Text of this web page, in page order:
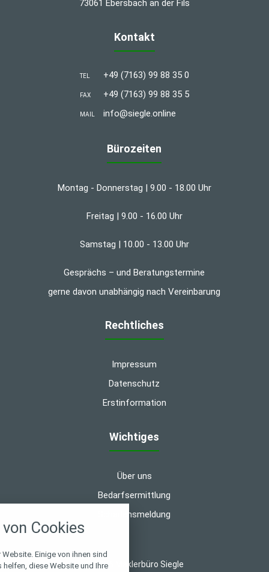
73061 Ebersbach an der Fils
Kontakt
TEL +49 (7163) 99 88 35 0
FAX +49 (7163) 99 88 35 5
MAIL info@siegle.online
Bürozeiten
Montag - Donnerstag | 9.00 - 18.00 Uhr
Freitag | 9.00 - 16.00 Uhr
Samstag | 10.00 - 13.00 Uhr
Gesprächs – und Beratungstermine
gerne davon unabhängig nach Vereinbarung
Rechtliches
Impressum
Datenschutz
Erstinformation
Wichtiges
Über uns
Bedarfsermittlung
Schadensmeldung
© 2026 Maklerbüro Siegle
Cookies
Einige von ihnen sind
diese Website und Ihre
alle verwendeten Cookies und
zu blockieren.